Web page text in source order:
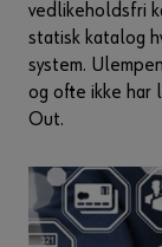
vedlikeholdsfri
statisk katalog
system.
og ofte ikke har
Out.